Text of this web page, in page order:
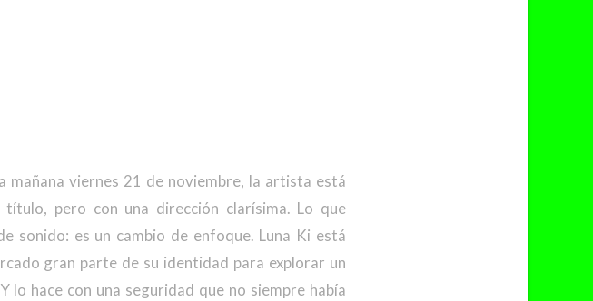
mañana viernes 21 de noviembre, la artista está
pero con una dirección clarísima. Lo que
sonido: es un cambio de enfoque. Luna Ki está
gran parte de su identidad para explorar un
hace con una seguridad que no siempre había